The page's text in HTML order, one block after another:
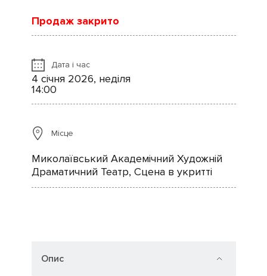
Продаж закрито
Дата і час
4 січня 2026, неділя
14:00
Місце
Миколаївський Академічний Художній
Драматичний Театр, Сцена в укритті
Опис